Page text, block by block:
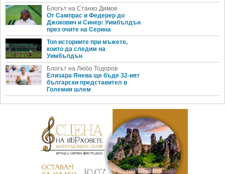
Блогът на Станко Димов
От Сампрас и Федерер до
Джокович и Синер: Уимбълдън
през очите на Серина
Топ историите при мъжете,
които да следим на
Уимбълдън
Блогът на Любо Тодоров
Елизара Янева ще бъде 32-ият
български представител в
Големия шлем